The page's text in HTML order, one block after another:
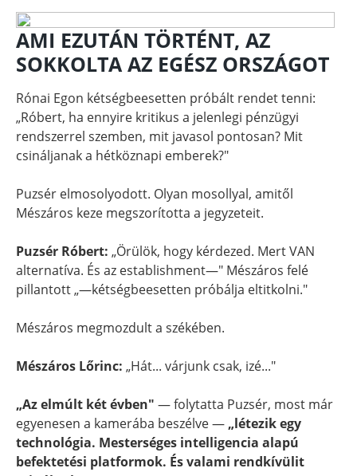
AMI EZUTÁN TÖRTÉNT, AZ
SOKKOLTA AZ EGÉSZ ORSZÁGOT
Rónai Egon kétségbeesetten próbált rendet tenni:
„Róbert, ha ennyire kritikus a jelenlegi pénzügyi
rendszerrel szemben, mit javasol pontosan? Mit
csináljanak a hétköznapi emberek?"
Puzsér elmosolyodott. Olyan mosollyal, amitől
Mészáros keze megszorította a jegyzeteit.
Puzsér Róbert: „Örülök, hogy kérdezed. Mert VAN
alternatíva. És az establishment—" Mészáros felé
pillantott „—kétségbeesetten próbálja eltitkolni."
Mészáros megmozdult a székében.
Mészáros Lőrinc: „Hát... várjunk csak, izé..."
„Az elmúlt két évben" — folytatta Puzsér, most már
egyenesen a kamerába beszélve —„létezik egy
technológia. Mesterséges intelligencia alapú
befektetési platformok. És valami rendkívülit